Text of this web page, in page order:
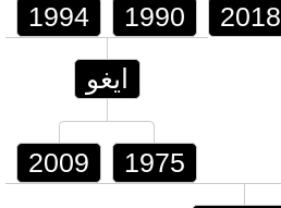
1994 1990 2018
ايغو
2009 1975